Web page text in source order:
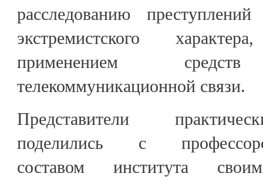
расследованию
экстремистского
применением средств
телекоммуникационной связи.
Представители
поделились с
составом института